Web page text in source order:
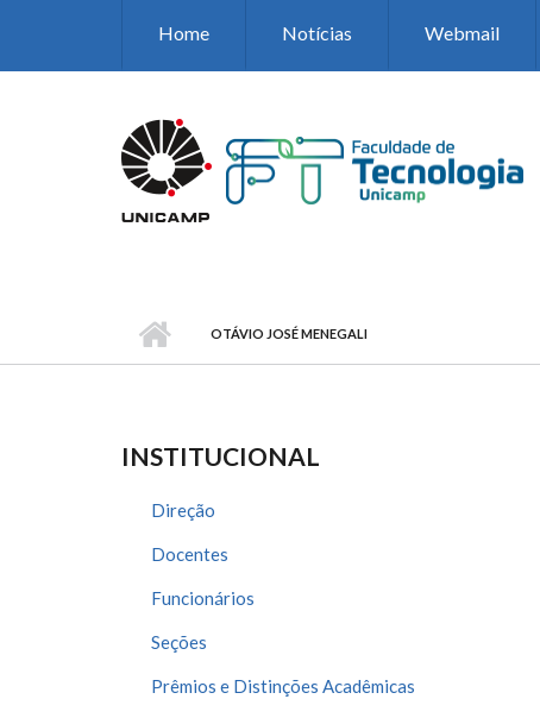
Home Notícias Webmail
OTÁVIO JOSÉ MENEGALI
INSTITUCIONAL
Direção
Docentes
Funcionários
Seções
Prêmios e Distinções Acadêmicas